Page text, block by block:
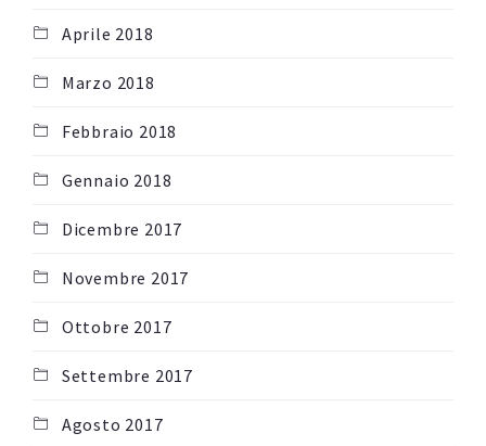
Aprile 2018
Marzo 2018
Febbraio 2018
Gennaio 2018
Dicembre 2017
Novembre 2017
Ottobre 2017
Settembre 2017
Agosto 2017